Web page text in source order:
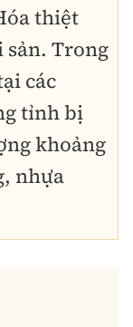
thiệt
sản. Trong
các
tỉnh bị
khoảng
nhựa